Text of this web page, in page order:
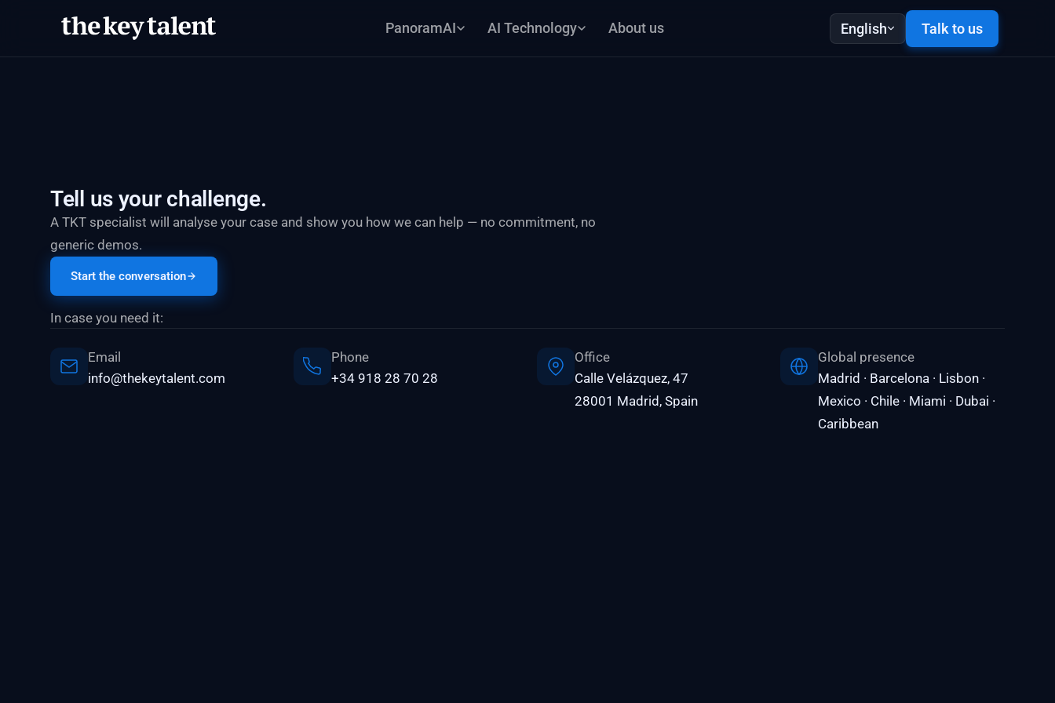
PanoramAI AI Technology About us English Talk to us
Tell us your challenge.
A TKT specialist will analyse your case and show you how we can help — no commitment, no
generic demos.
Start the conversation
In case you need it:
Email
info@thekeytalent.com
Phone
+34 918 28 70 28
Office
Calle Velázquez, 47
28001 Madrid, Spain
Global presence
Madrid · Barcelona · Lisbon ·
Mexico · Chile · Miami · Dubai ·
Caribbean